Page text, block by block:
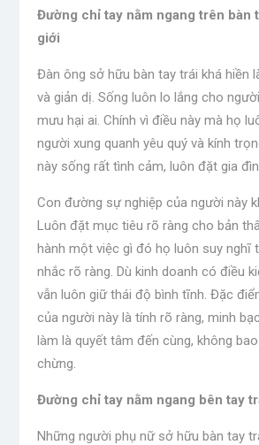
Đường chỉ tay nằm ngang trên bàn
giới
Đàn ông sở hữu bàn tay trái khá hiền
và giản dị. Sống luôn lo lắng cho
mưu hại ai. Chính vì điều này mà họ
người xung quanh yêu quý và kính
này sống rất tình cảm, luôn đặt gia
Con đường sự nghiệp của người này
Luôn đặt mục tiêu rõ ràng cho bản
hành một việc gì đó họ luôn suy nghĩ
nhắc rõ ràng. Dù kinh doanh có điều
vẫn luôn giữ thái độ bình tĩnh. Đặc
của người này là tính rõ ràng, minh
làm là quyết tâm đến cùng, không
chừng.
Đường chỉ tay nằm ngang bên tay
Những người phụ nữ sở hữu bàn tay